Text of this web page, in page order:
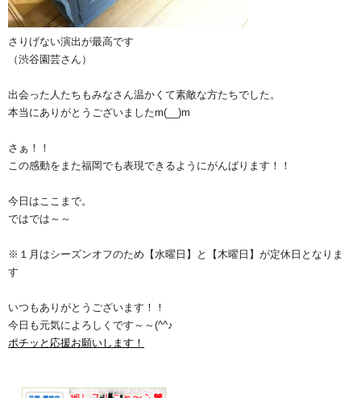
さりげない演出が最高です
（渋谷園芸さん）
出会った人たちもみなさん温かくて素敵な方たちでした。
本当にありがとうございましたm(__)m
さぁ！！
この感動をまた福岡でも表現できるようにがんばります！！
今日はここまで。
ではでは～～
※１月はシーズンオフのため【水曜日】と【木曜日】が定休日となりま
す
いつもありがとうございます！！
今日も元気によろしくです～～(^^♪
ポチッと応援お願いします！